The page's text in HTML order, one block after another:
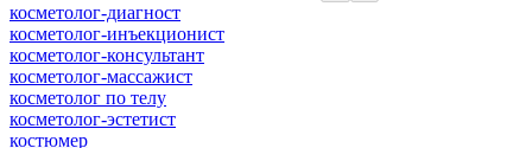
косметолог-диагност
косметолог-инъекционист
косметолог-консультант
косметолог-массажист
косметолог по телу
косметолог-эстетист
костюмер